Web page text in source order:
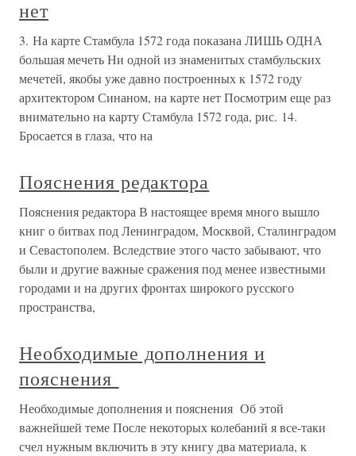
нет
3. На карте Стамбула 1572 года показана ЛИШЬ ОДНА
большая мечеть Ни одной из знаменитых стамбульских
мечетей, якобы уже давно построенных к 1572 году
архитектором Синаном, на карте нет Посмотрим еще раз
внимательно на карту Стамбула 1572 года, рис. 14.
Бросается в глаза, что на
Пояснения редактора
Пояснения редактора В настоящее время много вышло
книг о битвах под Ленинградом, Москвой, Сталинградом
и Севастополем. Вследствие этого часто забывают, что
были и другие важные сражения под менее известными
городами и на других фронтах широкого русского
пространства,
Необходимые дополнения и
пояснения
Необходимые дополнения и пояснения Об этой
важнейшей теме После некоторых колебаний я все-таки
счел нужным включить в эту книгу два материала, к